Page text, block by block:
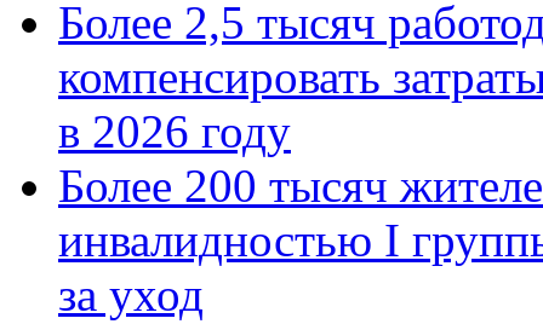
Более 2,5 тысяч
компенсировать
в 2026 году
Более 200 тысяч
инвалидностью I
за уход